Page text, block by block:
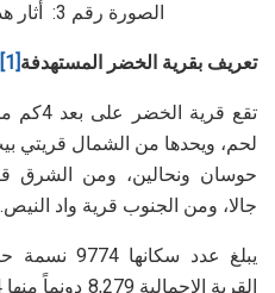
الصورة رقم 3: أثار هدم غرفة رابعة غنيم
تعريف بقرية الخضر المستهدفة
تقع
لحم، ويحدها من الشمال قريتي
حوسان ونحالين، ومن الشرق
جالا، ومن الجنوب قرية واد النيص.